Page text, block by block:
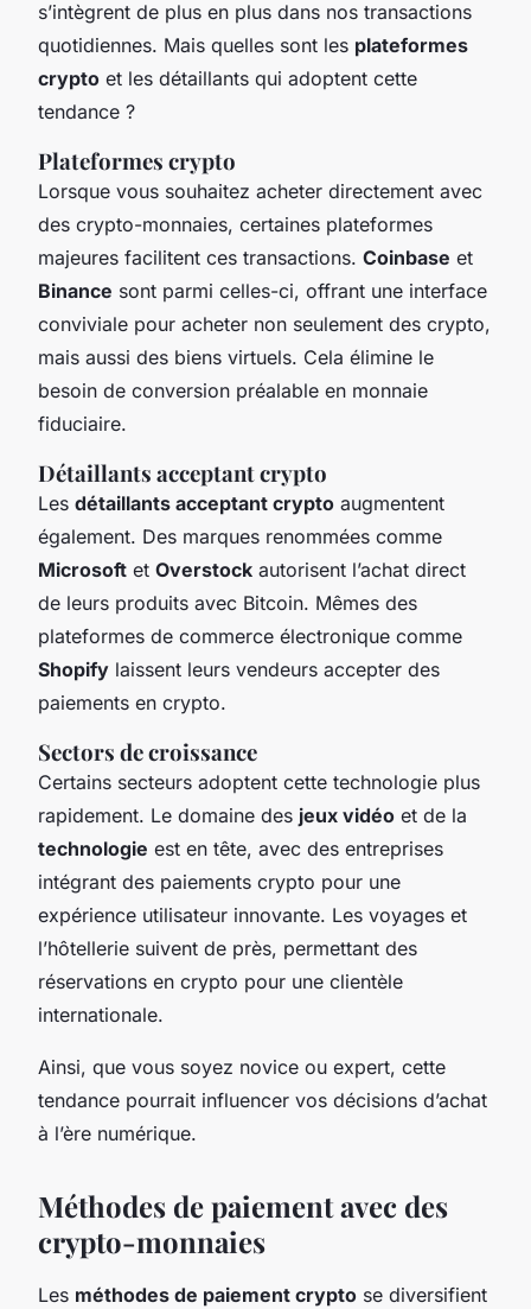
s’intègrent de plus en plus dans nos transactions
quotidiennes. Mais quelles sont les plateformes
crypto et les détaillants qui adoptent cette
tendance ?
Plateformes crypto
Lorsque vous souhaitez acheter directement avec
des crypto-monnaies, certaines plateformes
majeures facilitent ces transactions. Coinbase et
Binance sont parmi celles-ci, offrant une interface
conviviale pour acheter non seulement des crypto,
mais aussi des biens virtuels. Cela élimine le
besoin de conversion préalable en monnaie
fiduciaire.
Détaillants acceptant crypto
Les détaillants acceptant crypto augmentent
également. Des marques renommées comme
Microsoft et Overstock autorisent l’achat direct
de leurs produits avec Bitcoin. Mêmes des
plateformes de commerce électronique comme
Shopify laissent leurs vendeurs accepter des
paiements en crypto.
Sectors de croissance
Certains secteurs adoptent cette technologie plus
rapidement. Le domaine des jeux vidéo et de la
technologie est en tête, avec des entreprises
intégrant des paiements crypto pour une
expérience utilisateur innovante. Les voyages et
l’hôtellerie suivent de près, permettant des
réservations en crypto pour une clientèle
internationale.
Ainsi, que vous soyez novice ou expert, cette
tendance pourrait influencer vos décisions d’achat
à l’ère numérique.
Méthodes de paiement avec des
crypto-monnaies
Les méthodes de paiement crypto se diversifient